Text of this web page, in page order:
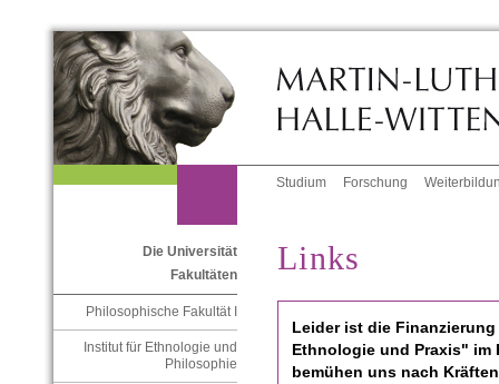
Studium Forschung
Die Universität
Fakultäten
Philosophische Fakultät I
Institut für Ethnologie und
Philosophie
Links
Leider ist die
Ethnologie und Praxis" im
bemühen uns nach